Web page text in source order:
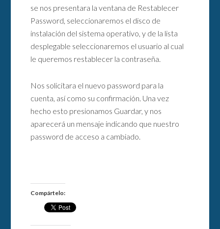
se nos presentara la ventana de Restablecer
Password, seleccionaremos el disco de
instalación del sistema operativo, y de la lista
desplegable seleccionaremos el usuario al cual
le queremos restablecer la contraseña.
Nos solicitara el nuevo password para la
cuenta, así como su confirmación. Una vez
hecho esto presionamos Guardar, y nos
aparecerá un mensaje indicando que nuestro
password de acceso a cambiado.
Compártelo: